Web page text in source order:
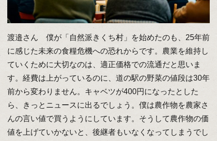
渡邉さん 僕が「自然派きくち村」を始めたのも、25年前
に感じた未来の食糧危機への恐れからです。農業を維持し
ていくために大切なのは、適正価格での流通だと思いま
す。経費は上がっているのに、道の駅の野菜の値段は30年
前から変わりません。キャベツが400円になったとした
ら、きっとニュースに出るでしょう。僕は農作物を農家さ
んの言い値で買うようにしています。そうして農作物の価
値を上げていかないと、後継者もいなくなってしまうでし